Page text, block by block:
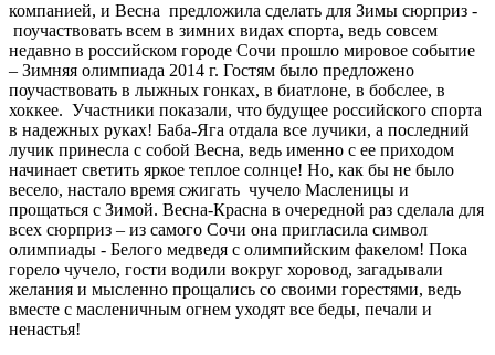
компанией, и Весна предложила сделать для Зимы сюрприз -
поучаствовать всем в зимних видах спорта, ведь совсем
недавно в российском городе Сочи прошло мировое событие
– Зимняя олимпиада 2014 г. Гостям было предложено
поучаствовать в лыжных гонках, в биатлоне, в бобслее, в
хоккее. Участники показали, что будущее российского спорта
в надежных руках! Баба-Яга отдала все лучики, а последний
лучик принесла с собой Весна, ведь именно с ее приходом
начинает светить яркое теплое солнце! Но, как бы не было
весело, настало время сжигать чучело Масленицы и
прощаться с Зимой. Весна-Красна в очередной раз сделала для
всех сюрприз – из самого Сочи она пригласила символ
олимпиады - Белого медведя с олимпийским факелом! Пока
горело чучело, гости водили вокруг хоровод, загадывали
желания и мысленно прощались со своими горестями, ведь
вместе с масленичным огнем уходят все беды, печали и
ненастья!